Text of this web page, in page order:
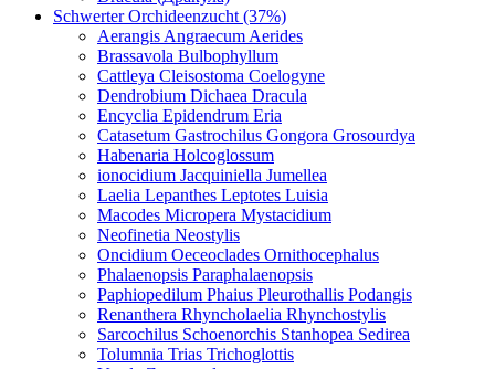
Schwerter Orchideenzucht (37%)
Aerangis Angraecum Aerides
Brassavola Bulbophyllum
Cattleya Cleisostoma Coelogyne
Dendrobium Dichaea Dracula
Encyclia Epidendrum Eria
Catasetum Gastrochilus Gongora Grosourdya
Habenaria Holcoglossum
ionocidium Jacquiniella Jumellea
Laelia Lepanthes Leptotes Luisia
Macodes Micropera Mystacidium
Neofinetia Neostylis
Oncidium Oeceoclades Ornithocephalus
Phalaenopsis Paraphalaenopsis
Paphiopedilum Phaius Pleurothallis Podangis
Renanthera Rhyncholaelia Rhynchostylis
Sarcochilus Schoenorchis Stanhopea Sedirea
Tolumnia Trias Trichoglottis